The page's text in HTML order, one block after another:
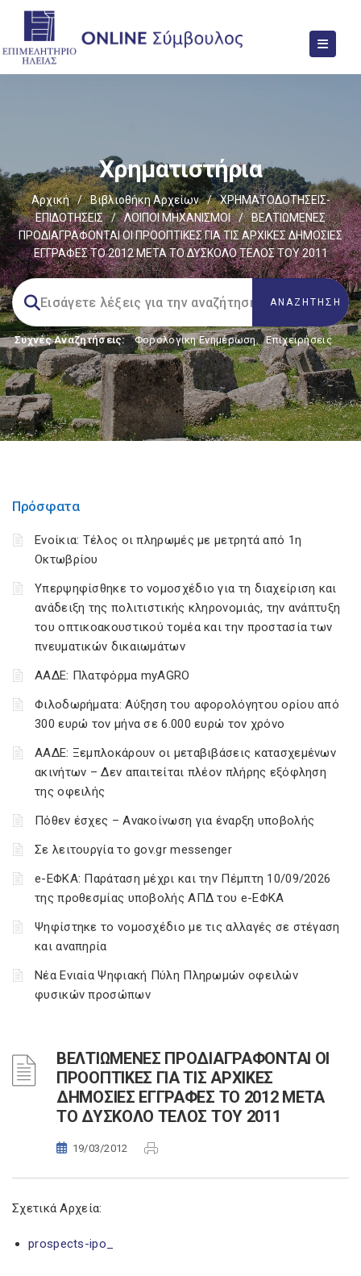
Χρηματιστήρια
Αρχική / Βιβλιοθήκη Αρχείων /
ΧΡΗΜΑΤΟΔΟΤΗΣΕΙΣ-
ΕΠΙΔΟΤΗΣΕΙΣ
/ ΛΟΙΠΟΙ ΜΗΧΑΝΙΣΜΟΙ /
ΒΕΛΤΙΩΜΕΝΕΣ
ΠΡΟΔΙΑΓΡΑΦΟΝΤΑΙ ΟΙ ΠΡΟΟΠΤΙΚΕΣ ΓΙΑ ΤΙΣ ΑΡΧΙΚΕΣ ΔΗΜΟΣΙΕΣ
ΕΓΓΡΑΦΕΣ ΤΟ 2012 ΜΕΤΑ ΤΟ ΔΥΣΚΟΛΟ ΤΕΛΟΣ ΤΟΥ 2011
Συχνές Αναζητήσεις: Φορολογικη Ενημέρωση, Επιχειρήσεις
Πρόσφατα
Ενοίκια: Τέλος οι πληρωμές με μετρητά από 1η
Οκτωβρίου
Υπερψηφίσθηκε το νομοσχέδιο για τη διαχείριση και
ανάδειξη της πολιτιστικής κληρονομιάς, την ανάπτυξη
του οπτικοακουστικού τομέα και την προστασία των
πνευματικών δικαιωμάτων
ΑΑΔΕ: Πλατφόρμα myAGRO
Φιλοδωρήματα: Αύξηση του αφορολόγητου ορίου από
300 ευρώ τον μήνα σε 6.000 ευρώ τον χρόνο
ΑΑΔΕ: Ξεμπλοκάρουν οι μεταβιβάσεις κατασχεμένων
ακινήτων – Δεν απαιτείται πλέον πλήρης εξόφληση
της οφειλής
Πόθεν έσχες – Ανακοίνωση για έναρξη υποβολής
Σε λειτουργία το gov.gr messenger
e-ΕΦΚΑ: Παράταση μέχρι και την Πέμπτη 10/09/2026
της προθεσμίας υποβολής ΑΠΔ του e-ΕΦΚΑ
Ψηφίστηκε το νομοσχέδιο με τις αλλαγές σε στέγαση
και αναπηρία
Νέα Ενιαία Ψηφιακή Πύλη Πληρωμών οφειλών
φυσικών προσώπων
ΒΕΛΤΙΩΜΕΝΕΣ ΠΡΟΔΙΑΓΡΑΦΟΝΤΑΙ ΟΙ
ΠΡΟΟΠΤΙΚΕΣ ΓΙΑ ΤΙΣ ΑΡΧΙΚΕΣ
ΔΗΜΟΣΙΕΣ ΕΓΓΡΑΦΕΣ ΤΟ 2012 ΜΕΤΑ
ΤΟ ΔΥΣΚΟΛΟ ΤΕΛΟΣ ΤΟΥ 2011
19/03/2012
Σχετικά Αρχεία:
prospects-ipo_